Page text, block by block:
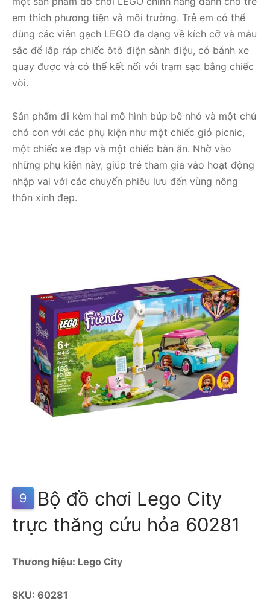
em thích phương tiện và môi trường. Trẻ em có thể
dùng các viên gạch LEGO đa dạng về kích cỡ và màu
sắc để lắp ráp chiếc ôtô điện sành điệu, có bánh xe
quay được và có thể kết nối với trạm sạc bằng chiếc
vòi.
Sản phẩm đi kèm hai mô hình búp bê nhỏ và một chú
chó con với các phụ kiện như một chiếc giỏ picnic,
một chiếc xe đạp và một chiếc bàn ăn. Nhờ vào
những phụ kiện này, giúp trẻ tham gia vào hoạt động
nhập vai với các chuyến phiêu lưu đến vùng nông
thôn xinh đẹp.
9
Bộ đồ chơi Lego City
trực thăng cứu hỏa 60281
Thương hiệu: Lego City
SKU: 60281